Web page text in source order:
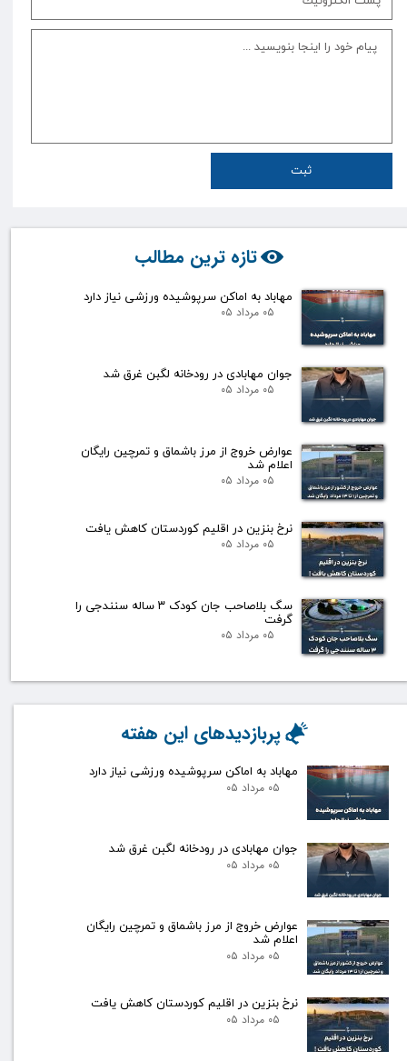
تازه ترین مطالب
مهاباد به اماکن سرپوشیده ورزشی نیاز دارد
۰۵ مرداد ۰۵
جوان مهابادی در رودخانه لگبن غرق شد
۰۵ مرداد ۰۵
عوارض خروج از مرز باشماق و تمرچین رایگان
اعلام شد
۰۵ مرداد ۰۵
نرخ بنزین در اقلیم کوردستان کاهش یافت
۰۵ مرداد ۰۵
سگ بلاصاحب جان کودک ۳ ساله سنندجی را
گرفت
۰۵ مرداد ۰۵
مهاباد به اماکن سرپوشیده ورزشی نیاز دارد
۰۵ مرداد ۰۵
جوان مهابادی در رودخانه لگبن غرق شد
۰۵ مرداد ۰۵
عوارض خروج از مرز باشماق و تمرچین رایگان
اعلام شد
۰۵ مرداد ۰۵
نرخ بنزین در اقلیم کوردستان کاهش یافت
۰۵ مرداد ۰۵
پربازدیدهای این هفته
ثبت